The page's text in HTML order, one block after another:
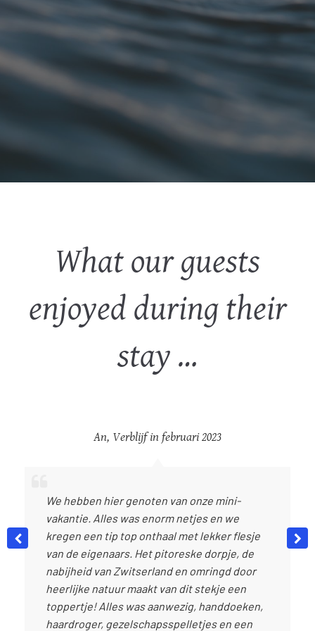
What our guests
enjoyed during their
stay …
An, Verblijf in februari 2023
We hebben hier genoten van onze mini-
vakantie. Alles was enorm netjes en we
kregen een tip top onthaal met lekker flesje
van de eigenaars. Het pitoreske dorpje, de
nabijheid van Zwitserland en omringd door
heerlijke natuur maakt van dit stekje een
toppertje! Alles was aanwezig, handdoeken,
haardroger, gezelschapsspelletjes en een